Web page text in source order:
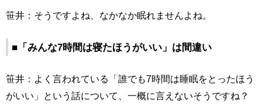
笹井：そうですよね、なかなか眠れませんよね。
■「みんな7時間は寝たほうがいい」は間違い
笹井：よく言われている「誰でも7時間は睡眠をとったほう
がいい」という話について、一概に言えないそうですね？